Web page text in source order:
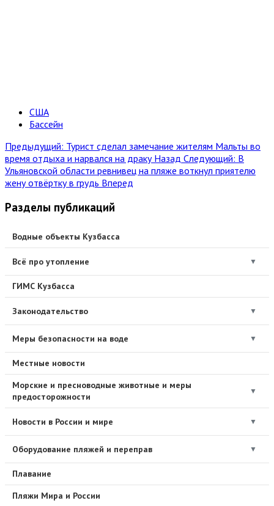
США
Бассейн
Предыдущий: Турист сделал замечание жителям Мальты во
время отдыха и нарвался на драку Назад Следующий: В
Ульяновской области ревнивец на пляже воткнул приятелю
жену отвёртку в грудь Вперед
Разделы публикаций
Водные объекты Кузбасса
Всё про утопление ▼
ГИМС Кузбасса
Законодательство ▼
Меры безопасности на воде ▼
Местные новости
Морские и пресноводные животные и меры
предосторожности
▼
Новости в России и мире ▼
Оборудование пляжей и переправ ▼
Плавание
Пляжи Мира и России